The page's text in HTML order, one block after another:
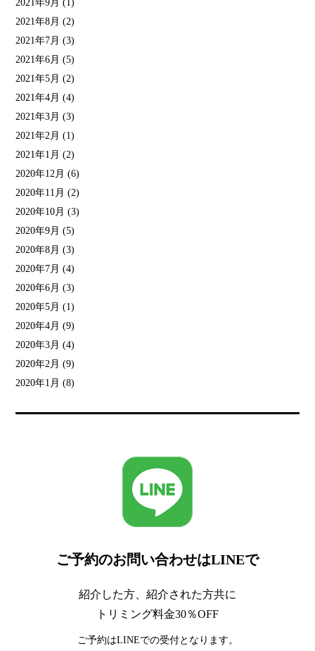
2021年9月 (1)
2021年8月 (2)
2021年7月 (3)
2021年6月 (5)
2021年5月 (2)
2021年4月 (4)
2021年3月 (3)
2021年2月 (1)
2021年1月 (2)
2020年12月 (6)
2020年11月 (2)
2020年10月 (3)
2020年9月 (5)
2020年8月 (3)
2020年7月 (4)
2020年6月 (3)
2020年5月 (1)
2020年4月 (9)
2020年3月 (4)
2020年2月 (9)
2020年1月 (8)
ご予約のお問い合わせはLINEで
紹介した方、紹介された方共に
トリミング料金30％OFF
ご予約はLINEでの受付となります。